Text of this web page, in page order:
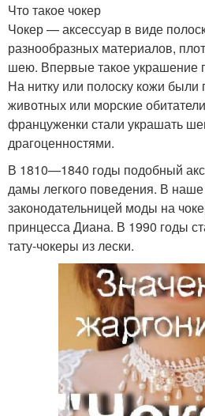
Что такое чокер
Чокер — аксессуар в виде
разнообразных материалов,
шею. Впервые такое украшение
На нитку или полоску кожи
животных или морские
француженки стали украшать
драгоценностями.
В 1810—1840 годы подобный
дамы легкого поведения. В
законодательницей моды на
принцесса Диана. В 1990 годы
тату-чокеры из лески.